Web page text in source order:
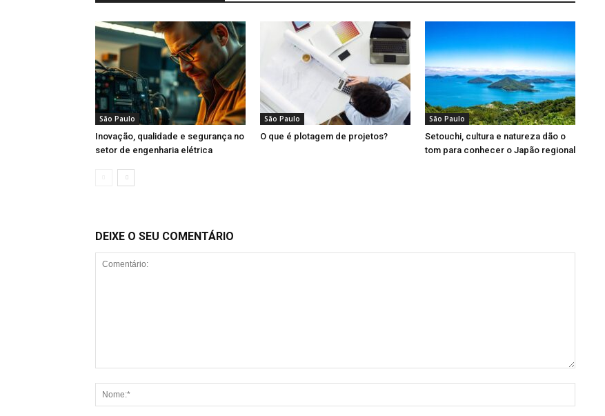
São Paulo
Inovação, qualidade e segurança no
setor de engenharia elétrica
São Paulo
O que é plotagem de projetos?
São Paulo
Setouchi, cultura e natureza dão o
tom para conhecer o Japão regional
DEIXE O SEU COMENTÁRIO